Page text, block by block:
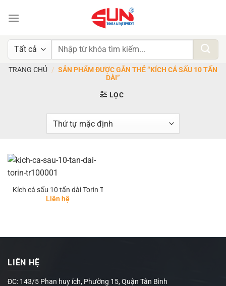
đến
dung
Tìm
TRANG CHỦ / SẢN PHẨM ĐƯỢC GẮN THẺ “KÍCH CÁ SẤU 10 TẤN
DÀI”
LỌC
Kích cá sấu 10 tấn dài Torin TR100001
Liên hệ
LIÊN HỆ
ĐC: 143/5 Phan huy ích, Phường 15, Quận Tân Bình